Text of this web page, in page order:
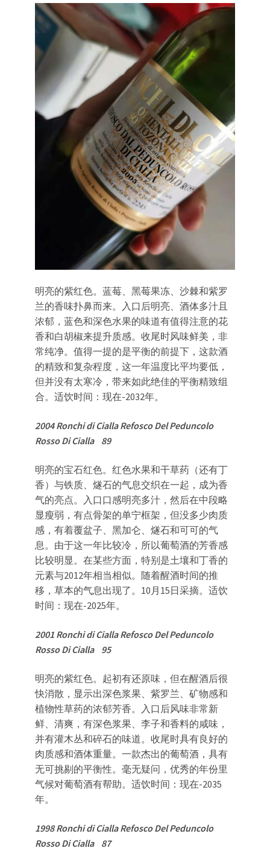
明亮的紫红色。蓝莓、黑莓果冻、沙棘和紫罗
兰的香味扑鼻而来。入口后明亮、酒体多汁且
浓郁，蓝色和深色水果的味道有值得注意的花
香和白胡椒来提升质感。收尾时风味鲜美，非
常纯净。值得一提的是平衡的前提下，这款酒
的精致和复杂程度，这一年温度比平均要低，
但并没有太寒冷，带来如此绝佳的平衡精致组
合。适饮时间：现在-2032年。
2004 Ronchi di Cialla Refosco Del Peduncolo
Rosso Di Cialla 89
明亮的宝石红色。红色水果和干草药（还有丁
香）与铁质、燧石的气息交织在一起，成为香
气的亮点。入口口感明亮多汁，然后在中段略
显瘦弱，有点骨架的单宁框架，但没多少肉质
感，有着覆盆子、黑加仑、燧石和可可的气
息。由于这一年比较冷，所以葡萄酒的芳香感
比较明显。在某些方面，特别是土壤和丁香的
元素与2012年相当相似。随着醒酒时间的推
移，草本的气息出现了。10月15日采摘。适饮
时间：现在-2025年。
2001 Ronchi di Cialla Refosco Del Peduncolo
Rosso Di Cialla 95
明亮的紫红色。起初有还原味，但在醒酒后很
快消散，显示出深色浆果、紫罗兰、矿物感和
植物性草药的浓郁芳香。入口后风味非常新
鲜、清爽，有深色浆果、李子和香料的咸味，
并有灌木丛和碎石的味道。收尾时具有良好的
肉质感和酒体重量。一款杰出的葡萄酒，具有
无可挑剔的平衡性。毫无疑问，优秀的年份里
气候对葡萄酒有帮助。适饮时间：现在-2035
年。
1998 Ronchi di Cialla Refosco Del Peduncolo
Rosso Di Cialla 87